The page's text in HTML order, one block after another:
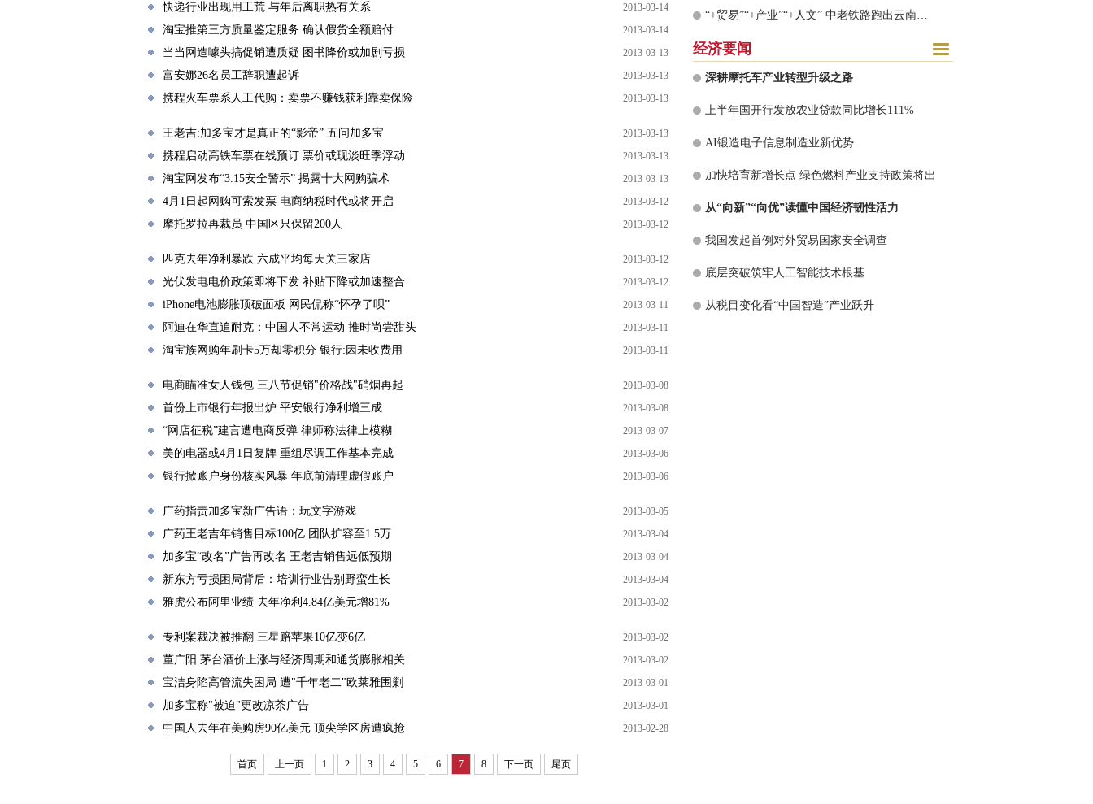
快递行业出现用工荒 与年后离职热有关系 2013-03-14
淘宝推第三方质量鉴定服务 确认假货全额赔付 2013-03-14
当当网造噱头搞促销遭质疑 图书降价或加剧亏损 2013-03-13
富安娜26名员工辞职遭起诉 2013-03-13
携程火车票系人工代购：卖票不赚钱获利靠卖保险 2013-03-13
王老吉:加多宝才是真正的“影帝” 五问加多宝 2013-03-13
携程启动高铁车票在线预订 票价或现淡旺季浮动 2013-03-13
淘宝网发布“3.15安全警示” 揭露十大网购骗术 2013-03-13
4月1日起网购可索发票 电商纳税时代或将开启 2013-03-12
摩托罗拉再裁员 中国区只保留200人 2013-03-12
匹克去年净利暴跌 六成平均每天关三家店 2013-03-12
光伏发电电价政策即将下发 补贴下降或加速整合 2013-03-12
iPhone电池膨胀顶破面板 网民侃称“怀孕了呗” 2013-03-11
阿迪在华直追耐克：中国人不常运动 推时尚尝甜头 2013-03-11
淘宝族网购年刷卡5万却零积分 银行:因未收费用 2013-03-11
电商瞄准女人钱包 三八节促销"价格战"硝烟再起 2013-03-08
首份上市银行年报出炉 平安银行净利增三成 2013-03-08
“网店征税”建言遭电商反弹 律师称法律上模糊 2013-03-07
美的电器或4月1日复牌 重组尽调工作基本完成 2013-03-06
银行掀账户身份核实风暴 年底前清理虚假账户 2013-03-06
广药指责加多宝新广告语：玩文字游戏 2013-03-05
广药王老吉年销售目标100亿 团队扩容至1.5万 2013-03-04
加多宝“改名”广告再改名 王老吉销售远低预期 2013-03-04
新东方亏损困局背后：培训行业告别野蛮生长 2013-03-04
雅虎公布阿里业绩 去年净利4.84亿美元增81% 2013-03-02
专利案裁决被推翻 三星赔苹果10亿变6亿 2013-03-02
董广阳:茅台酒价上涨与经济周期和通货膨胀相关 2013-03-02
宝洁身陷高管流失困局 遭"千年老二"欧莱雅围剿 2013-03-01
加多宝称"被迫"更改凉茶广告 2013-03-01
中国人去年在美购房90亿美元 顶尖学区房遭疯抢 2013-02-28
首页 上一页 1 2 3 4 5 6 7 8 下一页 尾页
“+贸易”“+产业”“+人文” 中老铁路跑出云南开放加速度
经济要闻
深耕摩托车产业转型升级之路
上半年国开行发放农业贷款同比增长111%
AI锻造电子信息制造业新优势
加快培育新增长点 绿色燃料产业支持政策将出
从“向新”“向优”读懂中国经济韧性活力
我国发起首例对外贸易国家安全调查
底层突破筑牢人工智能技术根基
从税目变化看“中国智造”产业跃升